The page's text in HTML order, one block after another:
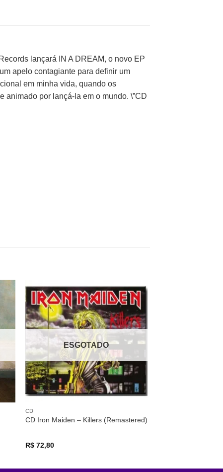
lançará IN A DREAM, o novo EP
apelo contagiante para definir um
em minha vida, quando os
animado por lançá-la em o mundo. \”CD
ESGOTADO
CD
CD Iron Maiden – Killers (Remastered)
R$72,80